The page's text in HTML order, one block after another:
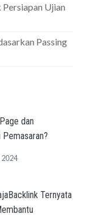
Ujian
Passing
dan
Pemasaran?
2024
Ternyata